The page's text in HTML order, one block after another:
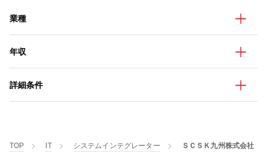
業種
年収
詳細条件
TOP IT システムインテグレーター ＳＣＳＫ九州株式会社